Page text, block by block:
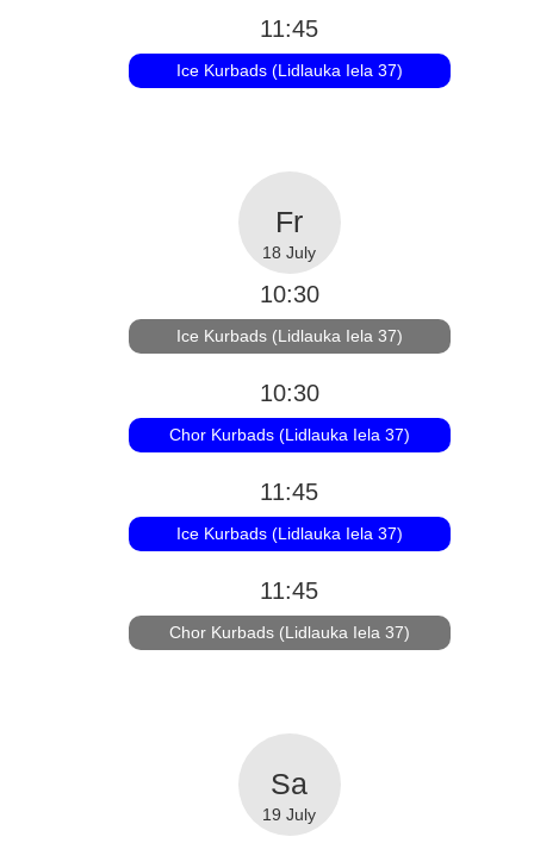
11:45
Ice Kurbads (Lidlauka Iela 37)
18 July
10:30
Ice Kurbads (Lidlauka Iela 37)
10:30
Chor Kurbads (Lidlauka Iela 37)
11:45
Ice Kurbads (Lidlauka Iela 37)
11:45
Chor Kurbads (Lidlauka Iela 37)
19 July